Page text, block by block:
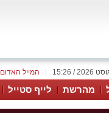
המייל האדום
מהרשת לייף סטייל